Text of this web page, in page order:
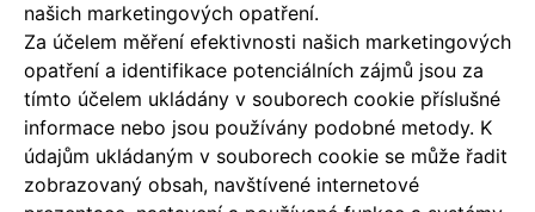
našich marketingových opatření.
Za účelem měření efektivnosti našich marketingových
opatření a identifikace potenciálních zájmů jsou za
tímto účelem ukládány v souborech cookie příslušné
informace nebo jsou používány podobné metody. K
údajům ukládaným v souborech cookie se může řadit
zobrazovaný obsah, navštívené internetové